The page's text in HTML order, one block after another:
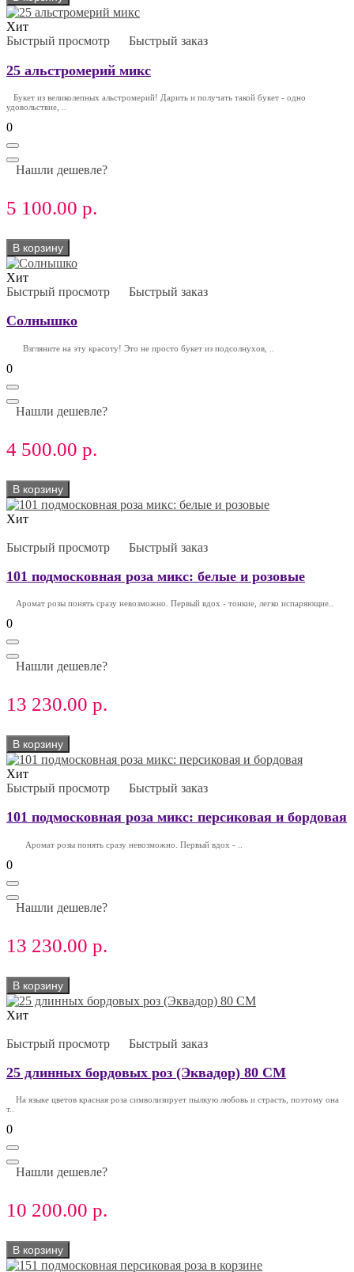
Хит
Быстрый просмотр
Быстрый заказ
25 альстромерий микс
Букет из великолепных альстромерий! Дарить и получать такой букет - одно
удовольствие, ..
0
Нашли дешевле?
5 100.00 р.
В корзину
Хит
Быстрый просмотр
Быстрый заказ
Солнышко
Взгляните на эту красоту! Это не просто букет из подсолнухов, ..
0
Нашли дешевле?
4 500.00 р.
В корзину
Хит
Быстрый просмотр Быстрый заказ
101 подмосковная роза микс: белые и розовые
Аромат розы понять сразу невозможно. Первый вдох - тонкие, легко испаряющие..
0
Нашли дешевле?
13 230.00 р.
В корзину
Хит
Быстрый просмотр
Быстрый заказ
101 подмосковная роза микс: персиковая и бордовая
Аромат розы понять сразу невозможно. Первый вдох - ..
0
Нашли дешевле?
13 230.00 р.
В корзину
Хит
Быстрый просмотр Быстрый заказ
25 длинных бордовых роз (Эквадор) 80 СМ
На языке цветов красная роза символизирует пылкую любовь и страсть, поэтому она
т..
0
Нашли дешевле?
10 200.00 р.
В корзину